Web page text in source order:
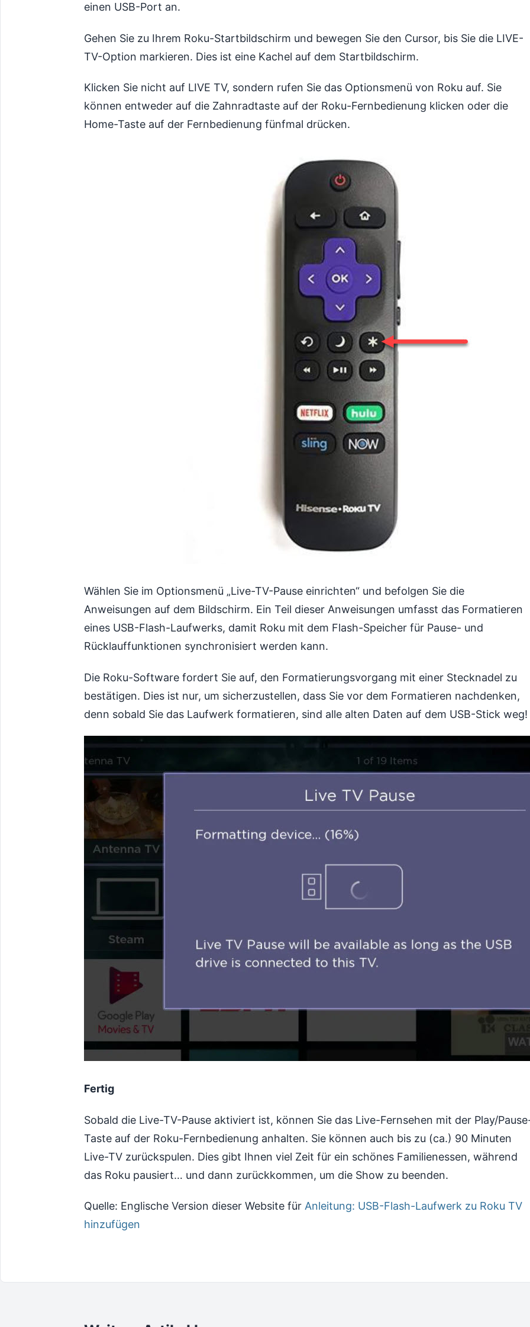
einen USB-Port an.
Gehen Sie zu Ihrem Roku-Startbildschirm und bewegen Sie den Cursor, bis Sie die LIVE-
TV-Option markieren. Dies ist eine Kachel auf dem Startbildschirm.
Klicken Sie nicht auf LIVE TV, sondern rufen Sie das Optionsmenü von Roku auf. Sie
können entweder auf die Zahnradtaste auf der Roku-Fernbedienung klicken oder die
Home-Taste auf der Fernbedienung fünfmal drücken.
Wählen Sie im Optionsmenü „Live-TV-Pause einrichten“ und befolgen Sie die
Anweisungen auf dem Bildschirm. Ein Teil dieser Anweisungen umfasst das Formatieren
eines USB-Flash-Laufwerks, damit Roku mit dem Flash-Speicher für Pause- und
Rücklauffunktionen synchronisiert werden kann.
Die Roku-Software fordert Sie auf, den Formatierungsvorgang mit einer Stecknadel zu
bestätigen. Dies ist nur, um sicherzustellen, dass Sie vor dem Formatieren nachdenken,
denn sobald Sie das Laufwerk formatieren, sind alle alten Daten auf dem USB-Stick weg!
Fertig
Sobald die Live-TV-Pause aktiviert ist, können Sie das Live-Fernsehen mit der Play/
Taste auf der Roku-Fernbedienung anhalten. Sie können auch bis zu (ca.) 90 Minuten
Live-TV zurückspulen. Dies gibt Ihnen viel Zeit für ein schönes Familienessen, während
das Roku pausiert… und dann zurückkommen, um die Show zu beenden.
Quelle: Englische Version dieser Website für Anleitung: USB-Flash-Laufwerk zu Roku TV
hinzufügen